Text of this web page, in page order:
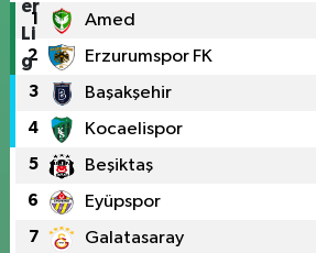
1 Amed
2 Erzurumspor FK
3 Başakşehir
4 Kocaelispor
5 Beşiktaş
6 Eyüpspor
7 Galatasaray